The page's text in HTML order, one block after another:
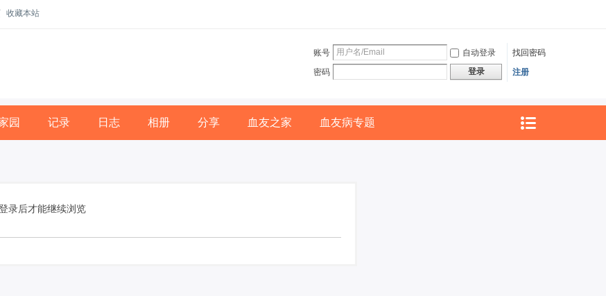
收藏本站
账号 自动登录
找回密码
密码
登录 注册
园 记录 日志 相册 分享 血友之家 血友病专题
录后才能继续浏览